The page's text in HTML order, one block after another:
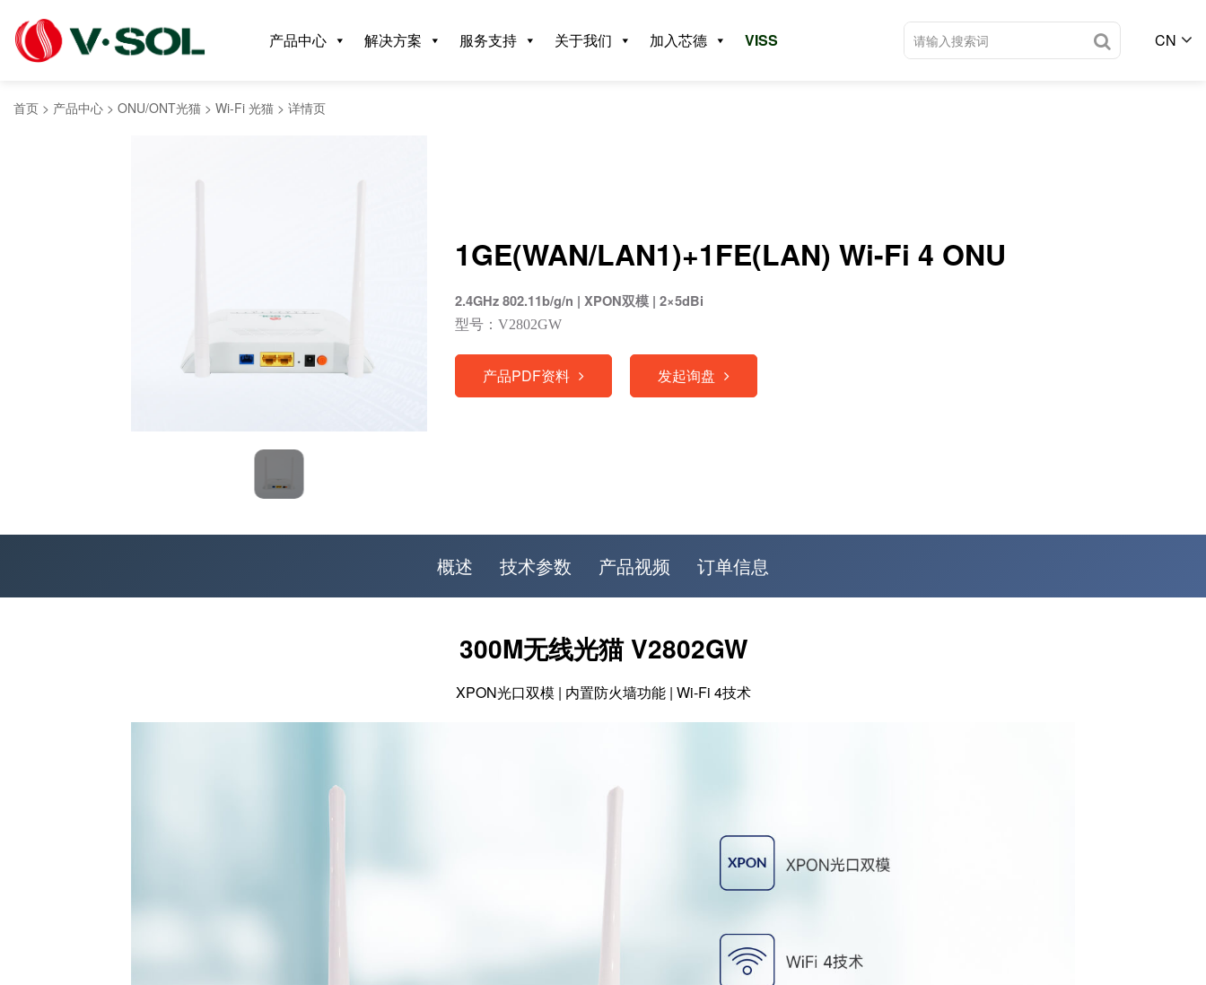
产品中心 解决方案 服务支持 关于我们 加入芯德 VISS CN
首页 > 产品中心 > ONU/ONT光猫 > Wi-Fi 光猫 > 详情页
1GE(WAN/LAN1)+1FE(LAN) Wi-Fi 4 ONU
2.4GHz 802.11b/g/n | XPON双模 | 2×5dBi
型号：V2802GW
产品PDF资料 发起询盘
概述 技术参数 产品视频 订单信息
300M无线光猫 V2802GW
XPON光口双模 | 内置防火墙功能 | Wi-Fi 4技术